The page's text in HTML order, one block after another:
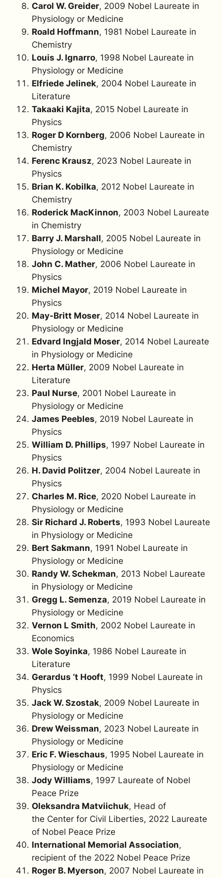
Carol W. Greider, 2009 Nobel Laureate in
Physiology or Medicine
Roald Hoffmann, 1981 Nobel Laureate in
Chemistry
Louis J. Ignarro, 1998 Nobel Laureate in
Physiology or Medicine
Elfriede Jelinek, 2004 Nobel Laureate in
Literature
Takaaki Kajita, 2015 Nobel Laureate in
Physics
Roger D Kornberg, 2006 Nobel Laureate in
Chemistry
Ferenc Krausz, 2023 Nobel Laureate in
Physics
Brian K. Kobilka, 2012 Nobel Laureate in
Chemistry
Roderick MacKinnon, 2003 Nobel Laureate
in Chemistry
Barry J. Marshall, 2005 Nobel Laureate in
Physiology or Medicine
John C. Mather, 2006 Nobel Laureate in
Physics
Michel Mayor, 2019 Nobel Laureate in
Physics
May-Britt Moser, 2014 Nobel Laureate in
Physiology or Medicine
Edvard Ingjald Moser, 2014 Nobel Laureate
in Physiology or Medicine
Herta Müller, 2009 Nobel Laureate in
Literature
Paul Nurse, 2001 Nobel Laureate in
Physiology or Medicine
James Peebles, 2019 Nobel Laureate in
Physics
William D. Phillips, 1997 Nobel Laureate in
Physics
H. David Politzer, 2004 Nobel Laureate in
Physics
Charles M. Rice, 2020 Nobel Laureate in
Physiology or Medicine
Sir Richard J. Roberts, 1993 Nobel Laureate
in Physiology or Medicine
Bert Sakmann, 1991 Nobel Laureate in
Physiology or Medicine
Randy W. Schekman, 2013 Nobel Laureate
in Physiology or Medicine
Gregg L. Semenza, 2019 Nobel Laureate in
Physiology or Medicine
Vernon L Smith, 2002 Nobel Laureate in
Economics
Wole Soyinka, 1986 Nobel Laureate in
Literature
Gerardus ‘t Hooft, 1999 Nobel Laureate in
Physics
Jack W. Szostak, 2009 Nobel Laureate in
Physiology or Medicine
Drew Weissman, 2023 Nobel Laureate in
Physiology or Medicine
Eric F. Wieschaus, 1995 Nobel Laureate in
Physiology or Medicine
Jody Williams, 1997 Laureate of Nobel
Peace Prize
Oleksandra Matviichuk, Head of
the Center for Civil Liberties, 2022 Laureate
of Nobel Peace Prize
International Memorial Association,
recipient of the 2022 Nobel Peace Prize
Roger B. Myerson, 2007 Nobel Laureate in